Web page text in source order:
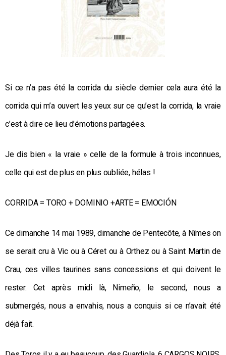
Si ce n’a pas été la corrida du siècle dernier cela aura été la
corrida qui m’a ouvert les yeux sur ce qu’est la corrida, la vraie
c’est à direcelieu d’émotions partagées.
Je dis bien « la vraie » celle de la formule à trois inconnues,
celle qui est de plus en plus oubliée, hélas !
CORRIDA = TORO + DOMINIO +ARTE = EMOCIÓN
Ce dimanche 14 mai 1989, dimanche de Pentecôte, à Nîmes on
se serait cru à Vic ou à Céret ou à Orthez ou à Saint Martin de
Crau, ces villes taurines sans concessions et qui doivent le
rester. Cet après midi là, Nimeño, le second, nous a
submergés, nous a envahis, nous a conquis si ce n’avait été
déjà fait.